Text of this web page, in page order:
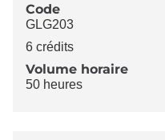
Code
GLG203
6 crédits
Volume horaire
50 heures